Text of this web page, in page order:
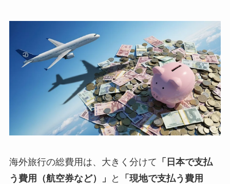
海外旅行の総費用は、大きく分けて 「日本で支払
う費用（航空券など）」
と
「現地で支払う費用